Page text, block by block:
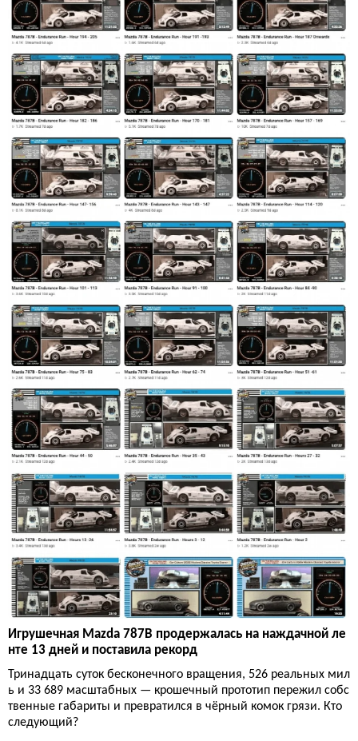
Игрушечная Mazda 787B продержалась на наждачной ле
нте 13 дней и поставила рекорд
Тринадцать суток бесконечного вращения, 526 реальных мил
ь и 33 689 масштабных — крошечный прототип пережил собс
твенные габариты и превратился в чёрный комок грязи. Кто
следующий?